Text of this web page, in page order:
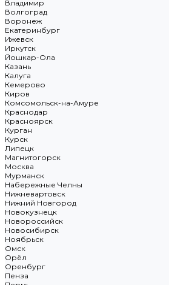
Владимир
Волгоград
Воронеж
Екатеринбург
Ижевск
Иркутск
Йошкар-Ола
Казань
Калуга
Кемерово
Киров
Комсомольск-на-Амуре
Краснодар
Красноярск
Курган
Курск
Липецк
Магнитогорск
Москва
Мурманск
Набережные Челны
Нижневартовск
Нижний Новгород
Новокузнецк
Новороссийск
Новосибирск
Ноябрьск
Омск
Орёл
Оренбург
Пенза